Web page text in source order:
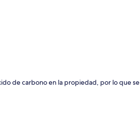
de carbono en la propiedad, por lo que se